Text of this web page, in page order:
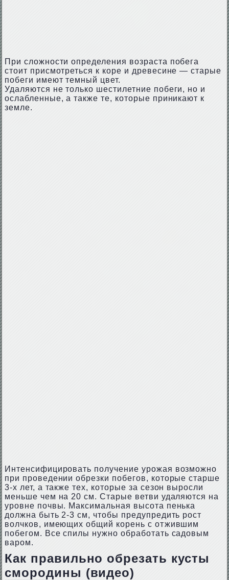
При сложности определения возраста побега
стоит присмотреться к коре и древесине — старые
побеги имеют темный цвет.
Удаляются не только шестилетние побеги, но и
ослабленные, а также те, которые приникают к
земле.
Интенсифицировать получение урожая возможно
при проведении обрезки побегов, которые старше
3-х лет, а также тех, которые за сезон выросли
меньше чем на 20 см. Старые ветви удаляются на
уровне почвы. Максимальная высота пенька
должна быть 2-3 см, чтобы предупредить рост
волчков, имеющих общий корень с отжившим
побегом. Все спилы нужно обработать садовым
варом.
Как правильно обрезать кусты
смородины (видео)